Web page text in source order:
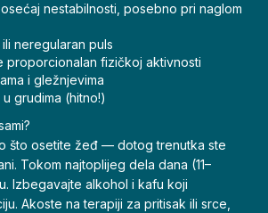
nestabilnosti, posebno pri naglom
neregularan puls
proporcionalan fizičkoj aktivnosti
i gležnjevima
grudima (hitno!)
što osetite žeđ — dotog trenutka ste
Tokom najtoplijeg dela dana (11–
Izbegavajte alkohol i kafu koji
Akoste na terapiji za pritisak ili srce,